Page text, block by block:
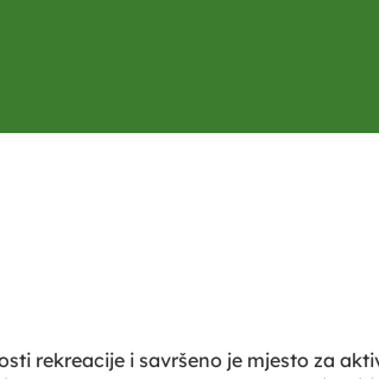
rekreacije i savršeno je mjesto za